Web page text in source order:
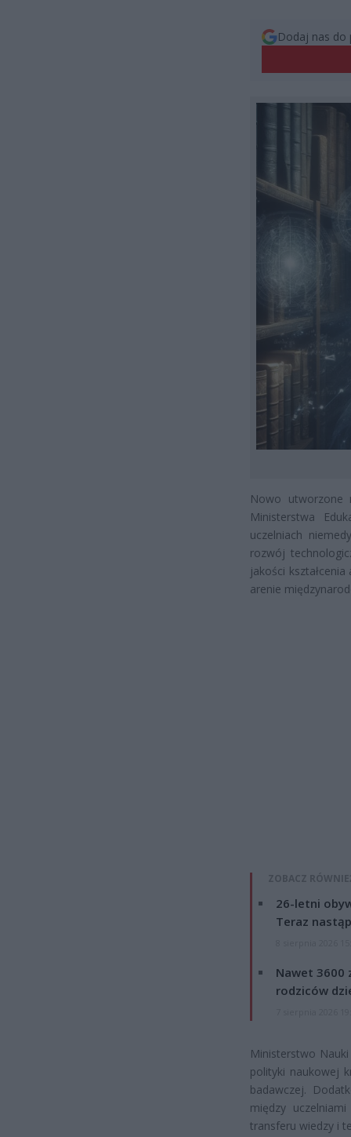
Dodaj nas do
Nowo utworzone
Ministerstwa
uczelniach
rozwój
jakości
arenie
ZOBACZ
26-letni
Teraz
Nawet 3600
rodziców
Ministerstwo
polityki naukowej
badawczej.
między
transferu wiedzy i